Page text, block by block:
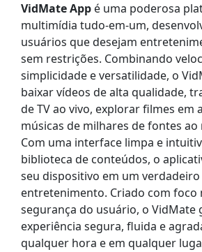
VidMate App é uma poderosa
multimídia tudo-em-um,
usuários que desejam
sem restrições. Combinando
simplicidade e versatilidade, o
baixar vídeos de alta qualidade,
de TV ao vivo, explorar filmes em
músicas de milhares de fontes
Com uma interface limpa e
biblioteca de conteúdos, o
seu dispositivo em um
entretenimento. Criado com foco
segurança do usuário, o VidMate
experiência segura, fluida e
qualquer hora e em qualquer